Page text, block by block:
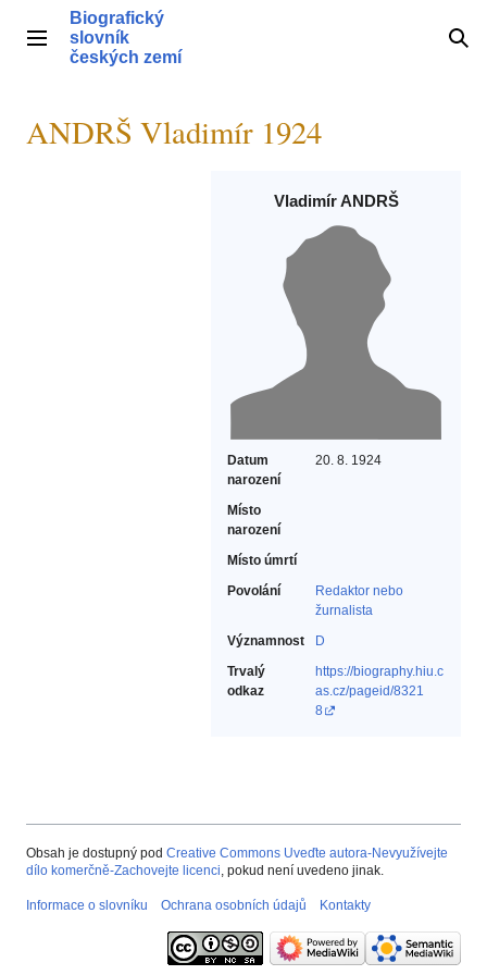
obsahHlavní menu
Biografický
slovník
českých zemí
ANDRŠ Vladimír 1924
Vladimír ANDRŠ
Datum
narození
20. 8. 1924
Místo
narození
Místo úmrtí
Povolání
Redaktor nebo
žurnalista‎
Významnost
D
Trvalý
odkaz
https://biography.hiu.c
as.cz/pageid/8321
8
Obsah je dostupný pod Creative Commons Uveďte autora-Nevyužívejte
dílo komerčně-Zachovejte licenci, pokud není uvedeno jinak.
Informace o slovníku Ochrana osobních údajů Kontakty